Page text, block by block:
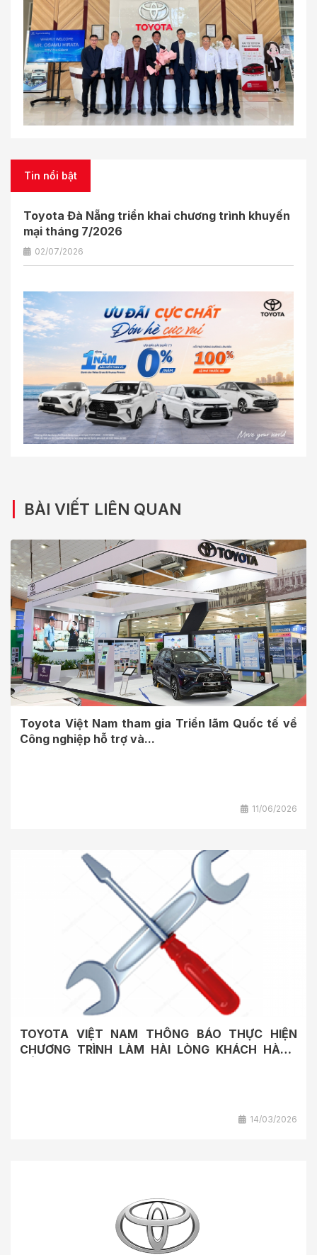
Tin nổi bật
Toyota Đà Nẵng triển khai chương trình khuyến
mại tháng 7/2026
02/07/2026
BÀI VIẾT LIÊN QUAN
Toyota Việt Nam tham gia Triển lãm Quốc tế về
Công nghiệp hỗ trợ và...
11/06/2026
TOYOTA VIỆT NAM THÔNG BÁO THỰC HIỆN
CHƯƠNG TRÌNH LÀM HÀI LÒNG KHÁCH HÀNG
14/03/2026